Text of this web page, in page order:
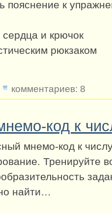
пояснение к
и крючок
рюкзаком
комментариев: 8
код к
мнемо-код к
Тренируйте
найти…